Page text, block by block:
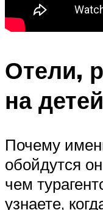
Отели,
на детей
Почему
обойдутся
чем
узнаете,